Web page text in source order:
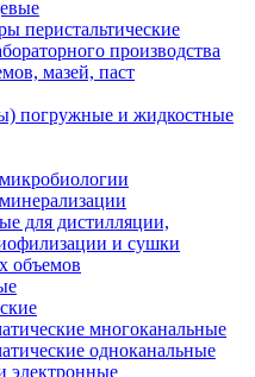
перистальтические
производства
мазей, паст
погружные и жидкостные
для дистилляции,
и сушки
объемов
многоканальные
одноканальные
электронные